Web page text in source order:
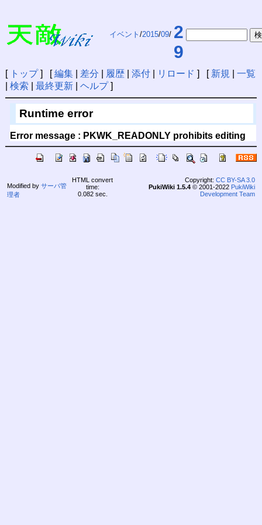
イベント /2015/09/ 2
9
[ トップ] [編集| 差分 履歴| 添付| リロード ] [ 新規
一覧
検索 最終更新| ヘルプ]
Runtime error
Error message : PKWK_READONLY prohibits editing
Modified by サーバ管
理者
HTML convert
time:
0.082 sec.
Copyright: CC BY-SA 3.0
PukiWiki 1.5.4© 2001-2022 PukiWiki
Development Team